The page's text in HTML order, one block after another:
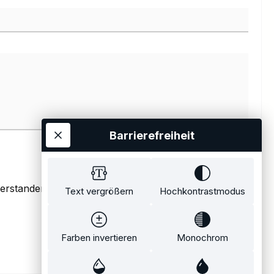
Text vergrößern Hochkontrastmodus
Farben invertieren Monochrom
Barrierefreiheit